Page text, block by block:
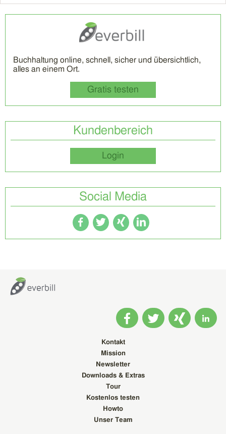
Buchhaltung online, schnell, sicher und übersichtlich,
alles an einem Ort.
Gratis testen
Kundenbereich
Login
Social Media
Kontakt
Mission
Newsletter
Downloads & Extras
Tour
Kostenlos testen
Howto
Unser Team